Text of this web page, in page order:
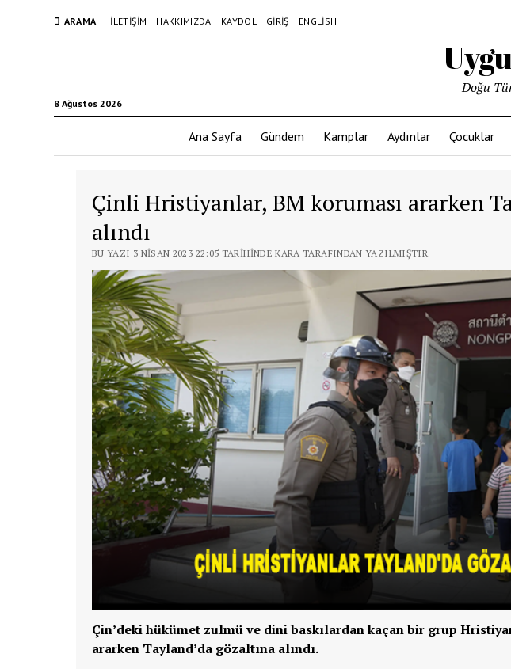
ARAMA İLETIŞIM HAKKIMIZDA KAYDOL GIRIŞ ENGLISH
8 Ağustos 2026
Doğu
Ana Sayfa Gündem Kamplar Aydınlar Çocuklar
Çinli Hristiyanlar, BM koruması ararken
alındı
BU YAZI 3 NISAN 2023 22:05 TARIHINDE KARA TARAFINDAN YAZILMIŞTIR.
Çin’deki hükümet zulmü ve dini baskılardan kaçan bir grup
ararken Tayland’da gözaltına alındı.